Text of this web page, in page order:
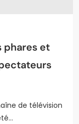
phares et
de télévision